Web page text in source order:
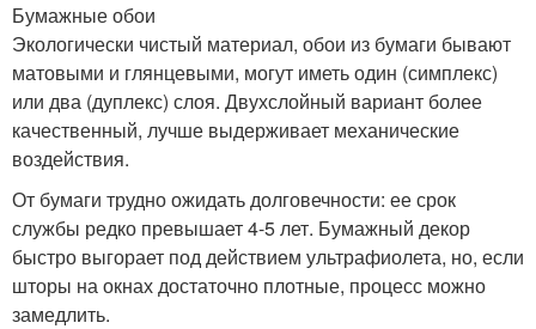
Бумажные обои
Экологически чистый материал, обои из бумаги бывают
матовыми и глянцевыми, могут иметь один (симплекс)
или два (дуплекс) слоя. Двухслойный вариант более
качественный, лучше выдерживает механические
воздействия.
От бумаги трудно ожидать долговечности: ее срок
службы редко превышает 4-5 лет. Бумажный декор
быстро выгорает под действием ультрафиолета, но, если
шторы на окнах достаточно плотные, процесс можно
замедлить.